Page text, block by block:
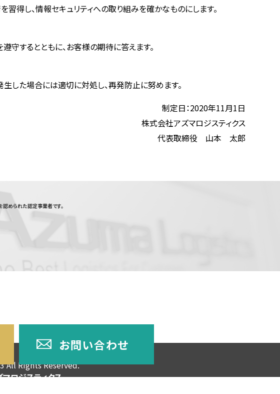
得し、情報セキュリティへの取り組みを確かなものにします。
守するとともに、お客様の期待に答えます。
した場合には適切に対処し、再発防止に努めます。
制定日：2020年11月1日
株式会社アズマロジスティクス
代表取締役 山本 太郎
められた認定事業者です。
お問い合わせ
All Rights Reserved.
ロジスティクス